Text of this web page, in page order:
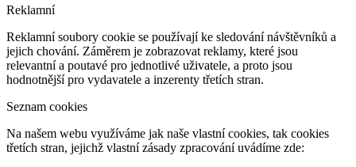
Reklamní
Reklamní soubory cookie se používají ke sledování návštěvníků a
jejich chování. Záměrem je zobrazovat reklamy, které jsou
relevantní a poutavé pro jednotlivé uživatele, a proto jsou
hodnotnější pro vydavatele a inzerenty třetích stran.
Seznam cookies
Na našem webu využíváme jak naše vlastní cookies, tak cookies
třetích stran, jejichž vlastní zásady zpracování uvádíme zde: